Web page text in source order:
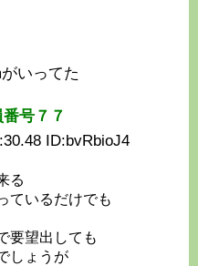
いってた
号７７
ID:bvRbioJ4
る
ているだけでも
要望出しても
しょうが